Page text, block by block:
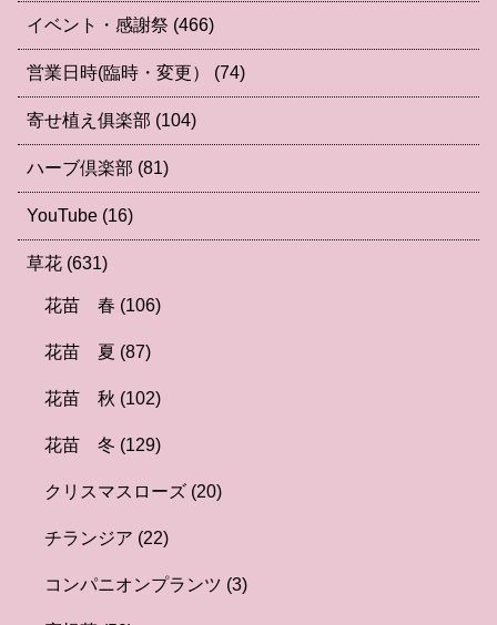
イベント・感謝祭 (466)
営業日時(臨時・変更） (74)
寄せ植え俱楽部 (104)
ハーブ倶楽部 (81)
YouTube (16)
草花 (631)
花苗 春 (106)
花苗 夏 (87)
花苗 秋 (102)
花苗 冬 (129)
クリスマスローズ (20)
チランジア (22)
コンパニオンプランツ (3)